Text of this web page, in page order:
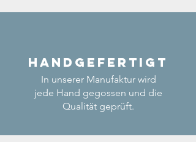
Handgefertigt
In unserer Manufaktur wird
jede Hand gegossen und die
Qualität geprüft.